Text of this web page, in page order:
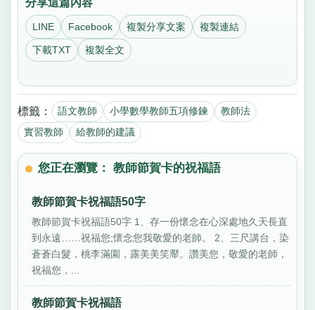
LINE Facebook 複製分享文案 複製連結
下載TXT 複製全文
標籤： 語文教師 小學數學教師五項修鍊
教師法
實習教師
給教師的建議
您正在瀏覽： 教師節賀卡的祝福語
教師節賀卡祝福語50字
教師節賀卡祝福語50字 1、存一份懷念在心深處地久天長直
到永遠……祝福您;懷念您我敬愛的老師。 2、三尺講台，染
蒼蒼白髮，桃李滿園，露美美笑厴。讚美您，敬愛的老師，
祝福您，...
教師節賀卡祝福語